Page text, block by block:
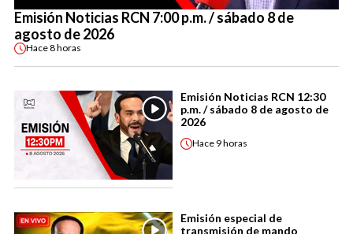
Emisión Noticias RCN 7:00 p.m. / sábado 8 de
agosto de 2026
Hace8 horas
Emisión Noticias RCN 12:30
p.m. / sábado 8 de agosto de
2026
Hace 9 horas
Emisión especial de
transmisión de mando